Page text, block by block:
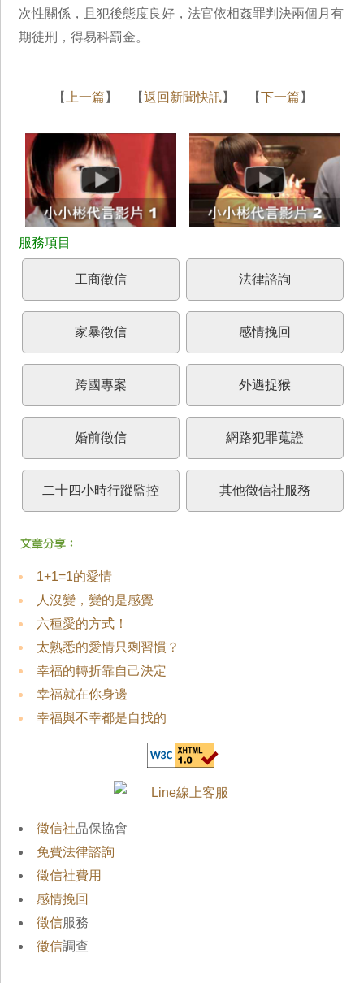
次性關係，且犯後態度良好，法官依相姦罪判決兩個月有
期徒刑，得易科罰金。
【 上一篇 】 【返回新聞快訊】 【下一篇 】
工商徵信 法律諮詢
家暴徵信 感情挽回
跨國專案 外遇捉猴
婚前徵信 網路犯罪蒐證
二十四小時行蹤監控 其他徵信社服務
1+1=1的愛情
人沒變，變的是感覺
六種愛的方式！
太熟悉的愛情只剩習慣？
幸福的轉折靠自己決定
幸福就在你身邊
幸福與不幸都是自找的
徵信社品保協會
免費法律諮詢
徵信社費用
感情挽回
徵信服務
徵信調查